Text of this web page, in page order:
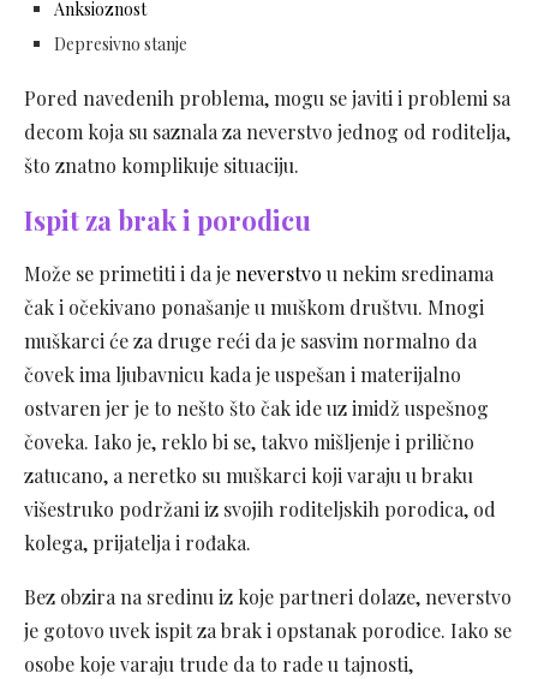
Anksioznost
Depresivno stanje
Pored navedenih problema, mogu se javiti i problemi sa
decom koja su saznala za neverstvo jednog od roditelja,
što znatno komplikuje situaciju.
Ispit za brak i porodicu
Može se primetiti i da jeneverstvo u nekim sredinama
čak i očekivano ponašanje u muškom društvu. Mnogi
muškarci će za druge reći da je sasvim normalno da
čovek ima ljubavnicu kada je uspešan i materijalno
ostvaren jer je to nešto što čak ide uz imidž uspešnog
čoveka. Iako je, reklo bi se, takvo mišljenje i prilično
zatucano, a neretko su muškarci koji varaju u braku
višestruko podržani iz svojih roditeljskih porodica, od
kolega, prijatelja i rođaka.
Bez obzira na sredinu iz koje partneri dolaze, neverstvo
je gotovo uvek ispit za brak i opstanak porodice. Iako se
osobe koje varaju trude da to rade u tajnosti,